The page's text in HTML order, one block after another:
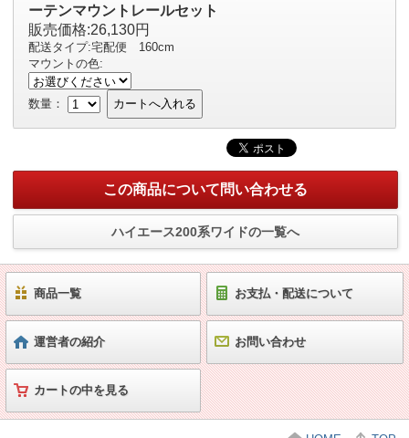
ーテンマウントレールセット
販売価格:26,130円
配送タイプ:宅配便 160cm
マウントの色:
数量： カートへ入れる
この商品について問い合わせる
ハイエース200系ワイドの一覧へ
商品一覧 お支払・配送について
運営者の紹介 お問い合わせ
カートの中を見る